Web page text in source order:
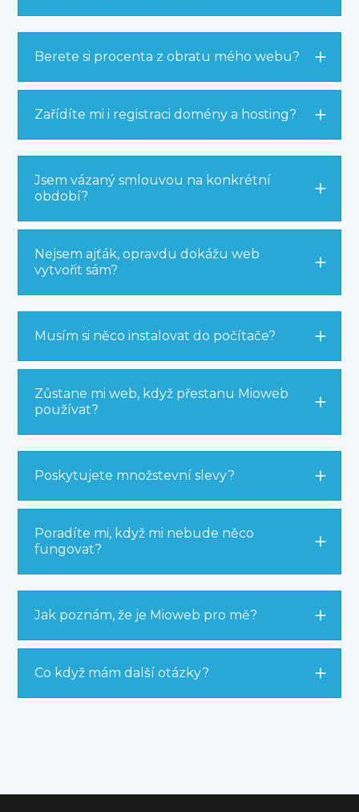
Berete si procenta z obratu mého webu?
Zařídíte mi i registraci domény a hosting?
Jsem vázaný smlouvou na konkrétní
období?
Nejsem ajťák, opravdu dokážu web
vytvořit sám?
Musím si něco instalovat do počítače?
Zůstane mi web, když přestanu Mioweb
používat?
Poskytujete množstevní slevy?
Poradíte mi, když mi nebude něco
fungovat?
Jak poznám, že je Mioweb pro mě?
Co když mám další otázky?